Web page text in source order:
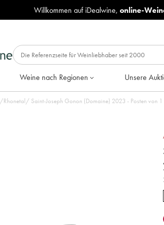
Willkommen auf iDealwine, online-
Weine nach Regionen Unsere
/Rhonetal/ Saint-Joseph Gonon (Domaine) 2023 - Posten von 1